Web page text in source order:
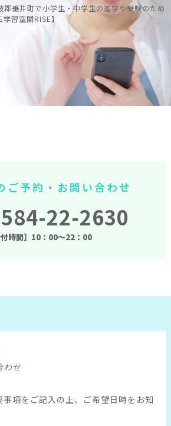
郡垂井町で小学生・中学生の進学や受験のため
習空間RISE】
ご予約 ・ お問 い合わせ
22-2630
付時間】10：00～22：00
わせ
項をご記入の上、ご希望日時をお知